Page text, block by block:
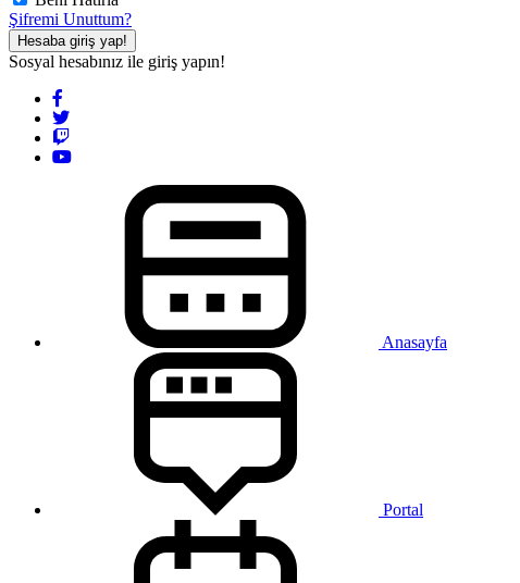
Şifremi Unuttum?
Hesaba giriş yap!
Sosyal hesabınız ile giriş yapın!
Anasayfa
Portal